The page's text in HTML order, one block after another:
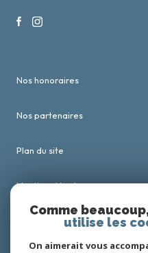
Nos honoraires
Nos partenaires
Plan du site
Mentions légales
Comme
utilise les
On aimerait vous